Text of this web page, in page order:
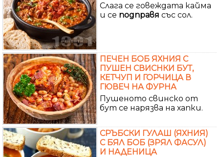
Слага се говеждата кайма
и се подправя със сол.
ПЕЧЕН БОБ ЯХНИЯ С
ПУШЕН СВИСНКИ БУТ,
КЕТЧУП И ГОРЧИЦА В
ГЮВЕЧ НА ФУРНА
Пушеното свинско от
бут се нарязва на хапки.
СРЪБСКИ ГУЛАШ (ЯХНИЯ)
С БЯЛ БОБ (ЗРЯЛ ФАСУЛ)
И НАДЕНИЦА